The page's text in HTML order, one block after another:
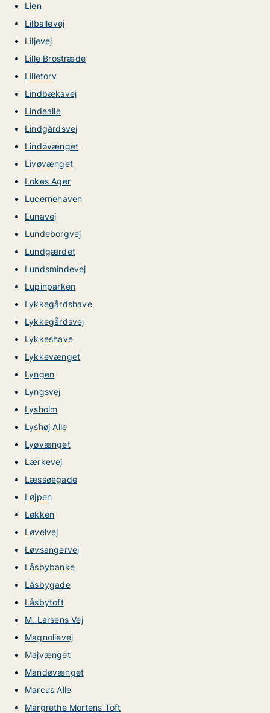
Lien
Lilballevej
Liljevej
Lille Brostræde
Lilletorv
Lindbæksvej
Lindealle
Lindgårdsvej
Lindøvænget
Livøvænget
Lokes Ager
Lucernehaven
Lunavej
Lundeborgvej
Lundgærdet
Lundsmindevej
Lupinparken
Lykkegårdshave
Lykkegårdsvej
Lykkeshave
Lykkevænget
Lyngen
Lyngsvej
Lysholm
Lyshøj Alle
Lyøvænget
Lærkevej
Læssøegade
Løjpen
Løkken
Løvelvej
Løvsangervej
Låsbybanke
Låsbygade
Låsbytoft
M. Larsens Vej
Magnolievej
Majvænget
Mandøvænget
Marcus Alle
Margrethe Mortens Toft